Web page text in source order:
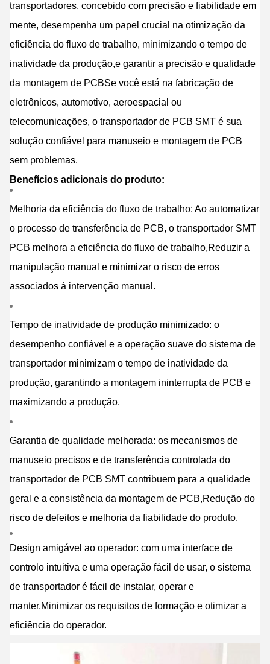
transportadores, concebido com precisão e fiabilidade em
mente, desempenha um papel crucial na otimização da
eficiência do fluxo de trabalho, minimizando o tempo de
inatividade da produção,e garantir a precisão e qualidade
da montagem de PCBSe você está na fabricação de
eletrônicos, automotivo, aeroespacial ou
telecomunicações, o transportador de PCB SMT é sua
solução confiável para manuseio e montagem de PCB
sem problemas.
Benefícios adicionais do produto:
Melhoria da eficiência do fluxo de trabalho: Ao automatizar
o processo de transferência de PCB, o transportador SMT
PCB melhora a eficiência do fluxo de trabalho,Reduzir a
manipulação manual e minimizar o risco de erros
associados à intervenção manual.
Tempo de inatividade de produção minimizado: o
desempenho confiável e a operação suave do sistema de
transportador minimizam o tempo de inatividade da
produção, garantindo a montagem ininterrupta de PCB e
maximizando a produção.
Garantia de qualidade melhorada: os mecanismos de
manuseio precisos e de transferência controlada do
transportador de PCB SMT contribuem para a qualidade
geral e a consistência da montagem de PCB,Redução do
risco de defeitos e melhoria da fiabilidade do produto.
Design amigável ao operador: com uma interface de
controlo intuitiva e uma operação fácil de usar, o sistema
de transportador é fácil de instalar, operar e
manter,Minimizar os requisitos de formação e otimizar a
eficiência do operador.